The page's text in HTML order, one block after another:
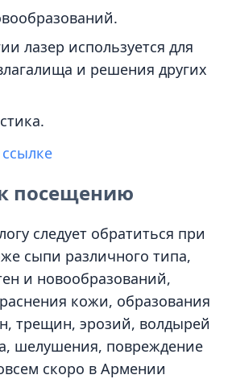
лазер используется для
и решения других
ссылке
посещению
следует обратиться при
сыпи различного типа,
и новообразований,
кожи, образования
трещин, эрозий, волдырей
шелушения, повреждение
скоро в Армении